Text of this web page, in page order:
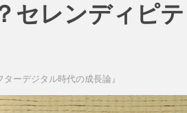
セレンディピ
ターデジタル時代の成長論』